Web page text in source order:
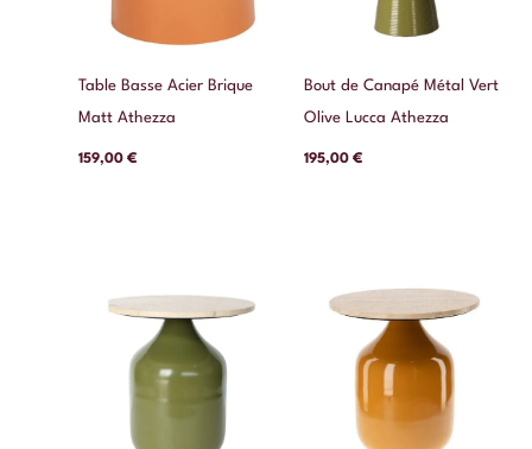
Table Basse Acier Brique
Matt Athezza
159,00€
Bout de Canapé Métal Vert
Olive Lucca Athezza
195,00 €